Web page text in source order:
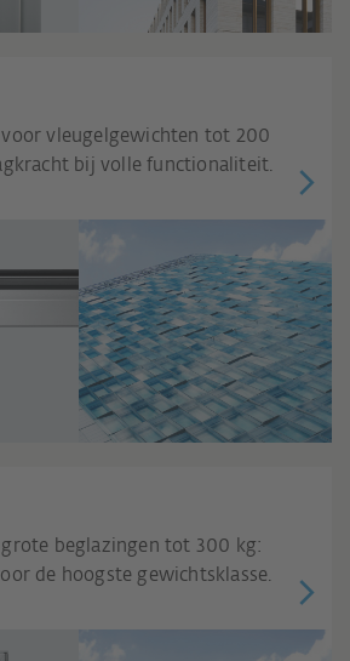
voor vleugelgewichten tot 200
bij volle functionaliteit.
grote beglazingen tot 300 kg:
de hoogste gewichtsklasse.